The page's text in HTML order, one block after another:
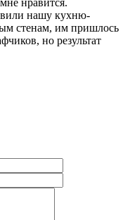
нашу кухню-
стенам, им пришлось
но результат